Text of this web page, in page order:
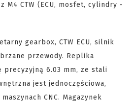
M4 CTW (ECU, mosfet, cylindry -
gearbox, CTW ECU, silnik
przewody. Replika
precyzyjną 6.03 mm, ze stali
jest jednoczęściowa,
CNC. Magazynek